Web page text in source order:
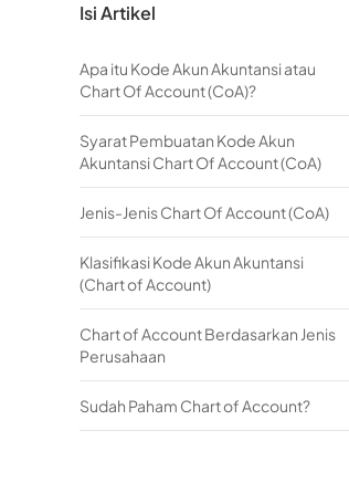
Isi Artikel
Apa itu Kode Akun Akuntansi atau
Chart Of Account (CoA)?
Syarat Pembuatan Kode Akun
Akuntansi Chart Of Account (CoA)
Jenis-Jenis Chart Of Account (CoA)
Klasifikasi Kode Akun Akuntansi
(Chart of Account)
Chart of Account Berdasarkan Jenis
Perusahaan
Sudah Paham Chart of Account?